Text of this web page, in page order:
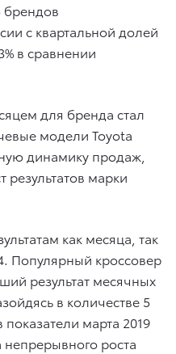
брендов
с квартальной долей
в сравнении
для бренда стал
модели Toyota
динамику продаж,
марки
как месяца, так
Популярный кроссовер
результат месячных
в количестве 5
марта 2019
непрерывного роста